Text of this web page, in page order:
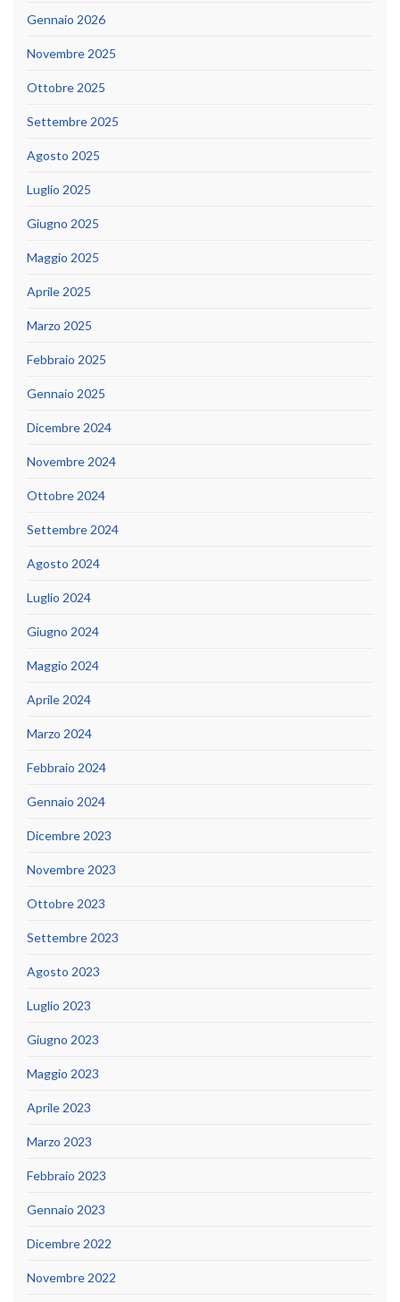
Gennaio 2026
Novembre 2025
Ottobre 2025
Settembre 2025
Agosto 2025
Luglio 2025
Giugno 2025
Maggio 2025
Aprile 2025
Marzo 2025
Febbraio 2025
Gennaio 2025
Dicembre 2024
Novembre 2024
Ottobre 2024
Settembre 2024
Agosto 2024
Luglio 2024
Giugno 2024
Maggio 2024
Aprile 2024
Marzo 2024
Febbraio 2024
Gennaio 2024
Dicembre 2023
Novembre 2023
Ottobre 2023
Settembre 2023
Agosto 2023
Luglio 2023
Giugno 2023
Maggio 2023
Aprile 2023
Marzo 2023
Febbraio 2023
Gennaio 2023
Dicembre 2022
Novembre 2022